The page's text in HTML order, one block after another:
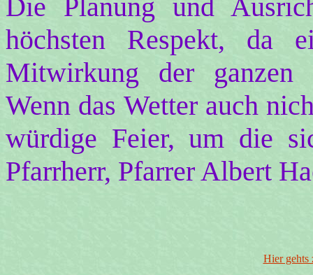
Die Planung und
höchsten Respekt, da
Mitwirkung der ganzen
Wenn das Wetter auch
würdige Feier, um die
Pfarrherr, Pfarrer Albert
Hier gehts